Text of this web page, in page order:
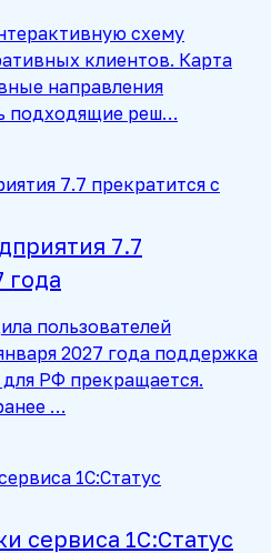
схему
клиентов. Карта
направления
подходящие реш…
7.7
года
пользователей
2027 года поддержка
РФ прекращается.
…
сервиса 1С:Статус